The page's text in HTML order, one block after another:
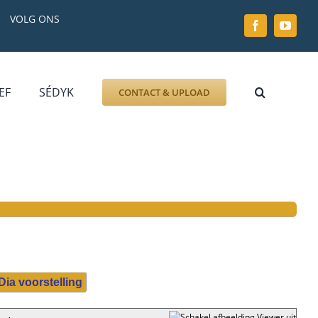
VOLG ONS
GRAFZERK
ALLLES
SÉDYK CONTACT & UPLOAD
voorstelling